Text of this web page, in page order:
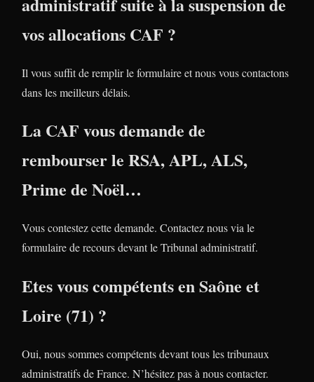
vos allocations CAF ?
Il vous suffit de remplir le formulaire et nous vous contactons
dans les meilleurs délais.
La CAF vous demande de
rembourser le RSA, APL, ALS,
Prime de Noël…
Vous contestez cette demande. Contactez nous via le
formulaire de recours devant le Tribunal administratif.
Etes vous compétents en Saône et
Loire (71) ?
Oui, nous sommes compétents devant tous les tribunaux
administratifs de France. N’hésitez pas à nous contacter.